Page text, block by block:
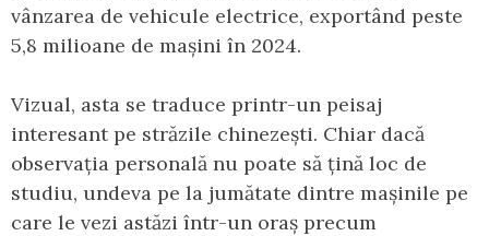
vânzarea de vehicule electrice, exportând peste
5,8 milioane de mașini în 2024.
Vizual, asta se traduce printr-un peisaj
interesant pe străzile chinezești. Chiar dacă
observația personală nu poate să țină loc de
studiu, undeva pe la jumătate dintre mașinile pe
care le vezi astăzi într-un oraș precum